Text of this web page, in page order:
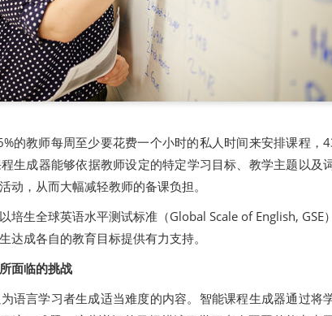
的教师每周至少要花费一个小时的私人时间来安排课程，
生成器能够依据教师设定的特定学习目标、教学主题以及
动，从而大幅减轻教师的备课负担。
培生全球英语水平测试标准（Global Scale of English, GSE
达成各自的教育目标提供有力支持。
面临的挑战
语言学习者生成适当难度的内容。智能课程生成器通过将